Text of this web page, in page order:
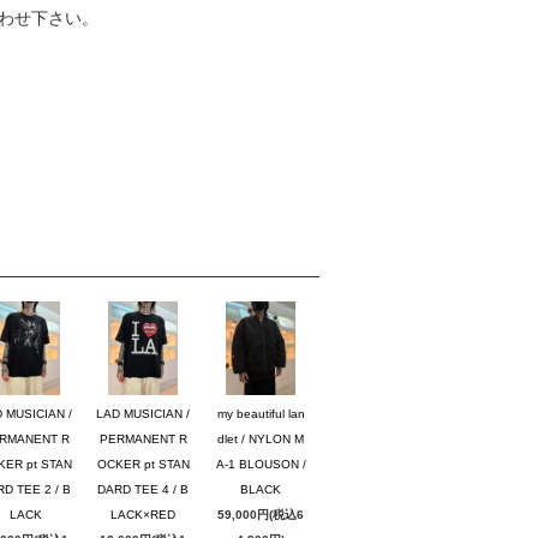
せ下さい。
MUSICIAN /
R
pt STAN
TEE 2 / B
LACK
LAD MUSICIAN /
PERMANENT R
OCKER pt STAN
DARD TEE 4 / B
LACK×RED
my beautiful lan
dlet / NYLON M
A-1 BLOUSON /
BLACK
59,000円(税込6